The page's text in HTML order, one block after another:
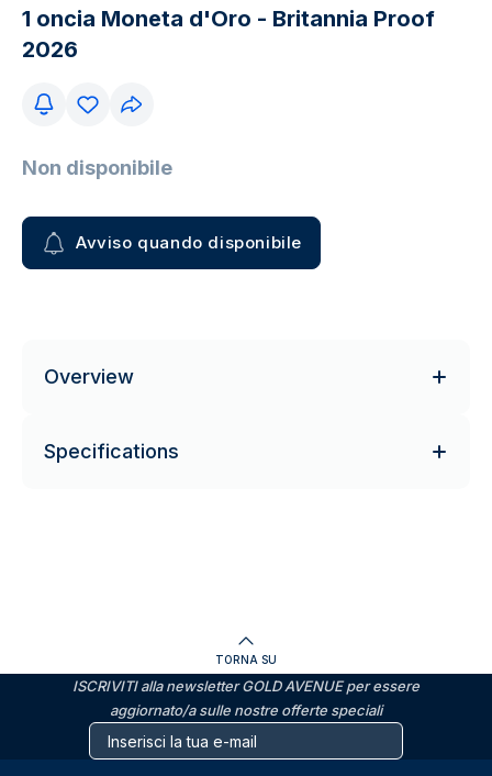
1 oncia Moneta d'Oro - Britannia Proof
2026
Non disponibile
Avviso quando disponibile
Overview
Specifications
TORNA SU
ISCRIVITI alla newsletter GOLD AVENUE per essere
aggiornato/a sulle nostre offerte speciali